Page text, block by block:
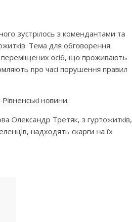
зустрілось з комендантами та
Тема для обговорення:
переміщених осіб, що проживають
про часі порушення правил
новини.
Олександр Третяк, з гуртожитків,
надходять скарги на їх